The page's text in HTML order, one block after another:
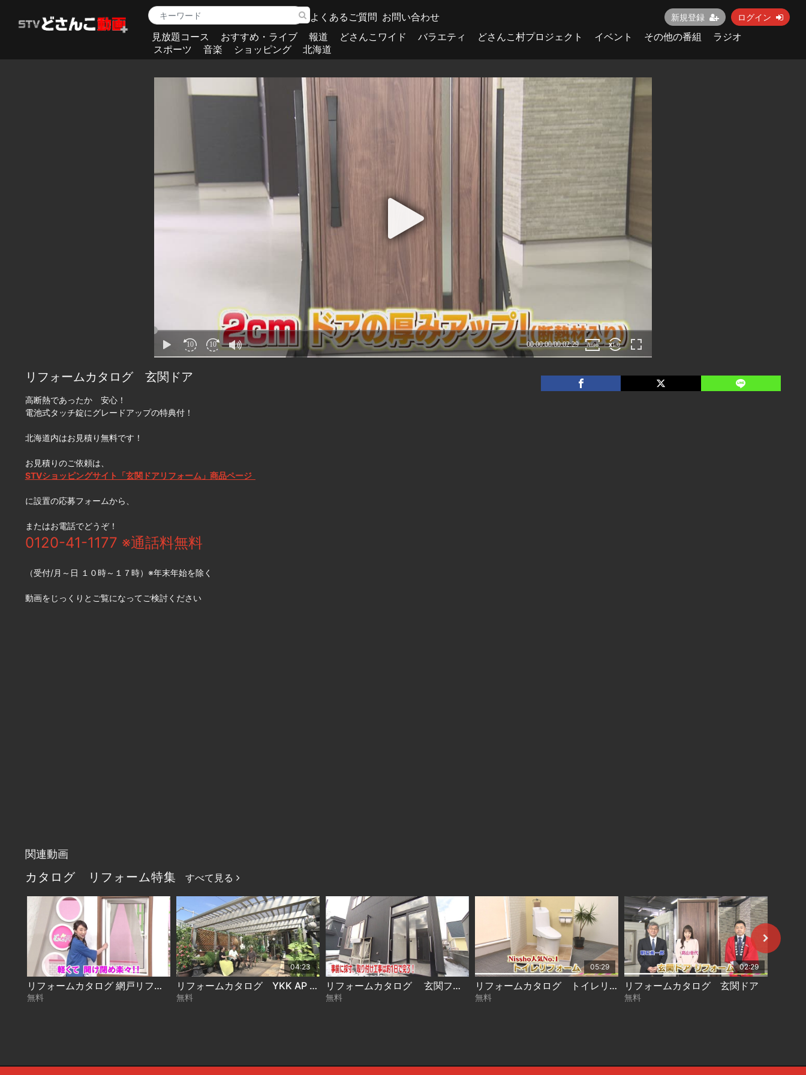
よくあるご質問 お問い合わせ 新規登録 ログイン
見放題コース おすすめ・ライブ 報道 どさんこワイド バラエティ どさんこ村プロジェクト イベント その他の番組
ラジオ
スポーツ
音楽 ショッピング 北海道
リフォームカタログ 玄関ドア
高断熱であったか 安心！
電池式タッチ錠にグレードアップの特典付！
北海道内はお見積り無料です！
お見積りのご依頼は、
STVショッピングサイト「玄関ドアリフォーム」商品ページ
に設置の応募フォームから、
またはお電話でどうぞ！
0120-41-1177 ※通話料無料
（受付/月～日 １０時～１７時）※年末年始を除く
動画をじっくりとご覧になってご検討ください
関連動画
カタログ リフォーム特集 すべて見る
リフォームカタログ 網戸リフレッシュ
無料
04:23
リフォームカタログ YKK AP エフルージュ カーポート
無料
リフォームカタログ 玄関フード
無料
05:29
リフォームカタログ トイレリフォーム（アメージュZ）
無料
02:29
リフォームカタログ 玄関ドア
無料